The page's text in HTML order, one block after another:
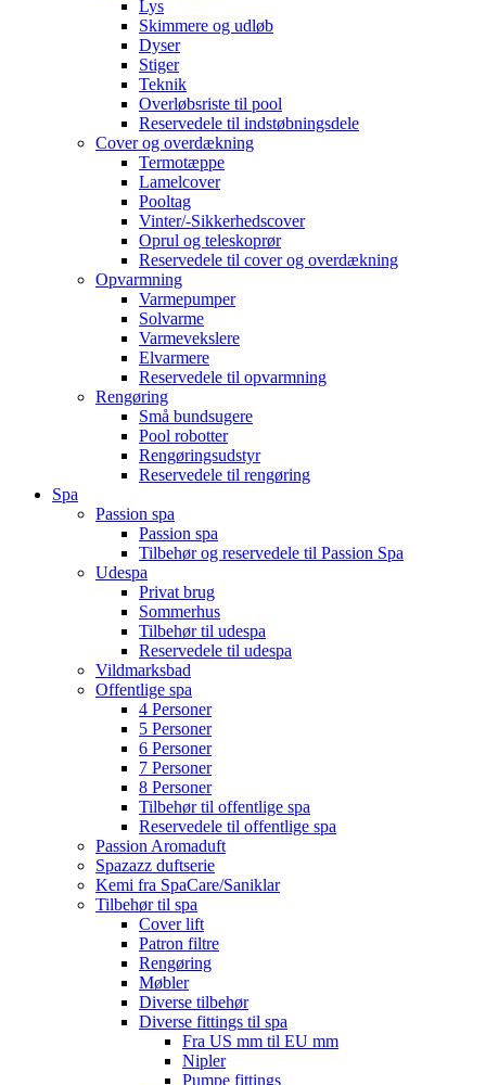
Lys
Skimmere og udløb
Dyser
Stiger
Teknik
Overløbsriste til pool
Reservedele til indstøbningsdele
Cover og overdækning
Termotæppe
Lamelcover
Pooltag
Vinter/-Sikkerhedscover
Oprul og teleskoprør
Reservedele til cover og overdækning
Opvarmning
Varmepumper
Solvarme
Varmevekslere
Elvarmere
Reservedele til opvarmning
Rengøring
Små bundsugere
Pool robotter
Rengøringsudstyr
Reservedele til rengøring
Spa
Passion spa
Passion spa
Tilbehør og reservedele til Passion Spa
Udespa
Privat brug
Sommerhus
Tilbehør til udespa
Reservedele til udespa
Vildmarksbad
Offentlige spa
4 Personer
5 Personer
6 Personer
7 Personer
8 Personer
Tilbehør til offentlige spa
Reservedele til offentlige spa
Passion Aromaduft
Spazazz duftserie
Kemi fra SpaCare/Saniklar
Tilbehør til spa
Cover lift
Patron filtre
Rengøring
Møbler
Diverse tilbehør
Diverse fittings til spa
Fra US mm til EU mm
Nipler
Pumpe fittings